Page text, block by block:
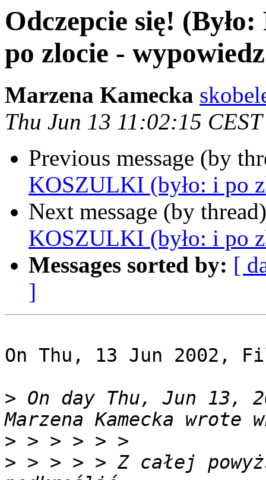
Odczepcie się!
po zlocie -
Marzena Kamecka
Thu Jun 13 11:02:15
Previous message (by
KOSZULKI (było: i po
Next message (by
KOSZULKI (było: i po
Messages sorted by: [
]
On Thu, 13 Jun 2002,
> On day Thu, Jun 13,
>
> > > > > Z całej